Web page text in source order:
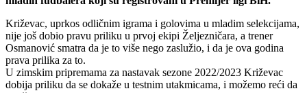
Križevac, uprkos odličnim igrama i golovima u mladim selekcijama,
nije još dobio pravu priliku u prvoj ekipi Željezničara, a trener
Osmanović smatra da je to više nego zaslužio, i da je ova godina
prava prilika za to.
U zimskim pripremama za nastavak sezone 2022/2023 Križevac
dobija priliku da se dokaže u testnim utakmicama, i možemo reći da